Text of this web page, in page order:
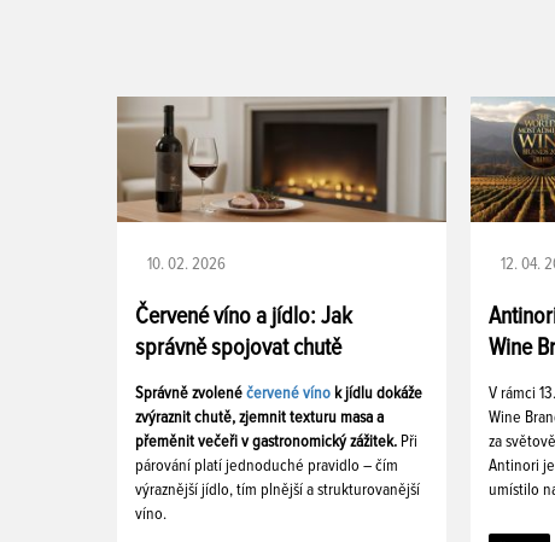
10. 02. 2026
Červené víno a jídlo: Jak
správně spojovat chutě
Správně zvolené červené víno k jídlu dokáže
zvýraznit chutě, zjemnit texturu masa a
přeměnit večeři v gastronomický zážitek. Při
párování platí jednoduché pravidlo – čím
výraznější jídlo, tím plnější a strukturovanější
víno.
12. 04.
Wine
V rámci
Wine
za
Antinori
umístilo